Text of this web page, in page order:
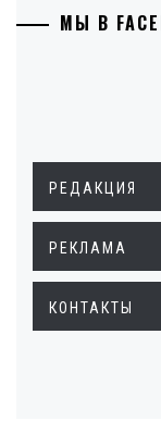
МЫ В
РЕДАКЦИЯ
РЕКЛАМА
КОНТАКТЫ